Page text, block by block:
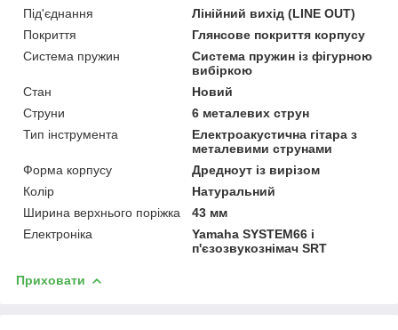
Під'єднання
Лінійний вихід (LINE OUT)
Покриття
Глянсове покриття корпусу
Система пружин
Система пружин із фігурною
вибіркою
Стан
Новий
Струни
6 металевих струн
Тип інструмента
Електроакустична гітара з
металевими струнами
Форма корпусу
Дредноут із вирізом
Колір
Натуральний
Ширина верхнього поріжка
43 мм
Електроніка
Yamaha SYSTEM66 і
п'єзозвукознімач SRT
Приховати